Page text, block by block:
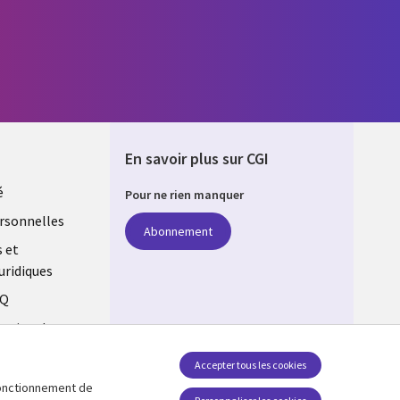
et
des
En savoir plus sur CGI
Pour ne rien manquer
Abonnement
de
Accepter tous les cookies